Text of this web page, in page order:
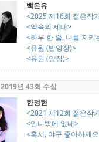
백온유
<2025 제16회 젊은작
<약속의 세대>
<하루 한 줄, 나를 지키
<유원 (반양장)>
<유원 (양장)>
2019년 43회 수상
한정현
<2021 제12회 젊은작
<언니밖에 없네>
<혹시, 야구 좋아하세